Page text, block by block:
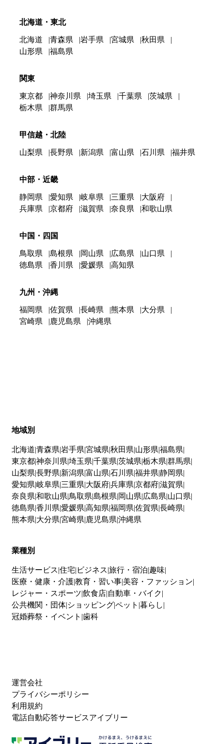
北海道・東北
北海道 青森県 岩手県 宮城県
秋田県
山形県
福島県
関東
東京都 神奈川県 埼玉県 千葉県
茨城県
栃木県
群馬県
甲信越・北陸
山梨県 長野県 新潟県 富山県 石川県 福井県
中部・近畿
静岡県 愛知県 岐阜県 三重県
大阪府
兵庫県
京都府 滋賀県 奈良県 和歌山県
中国・四国
鳥取県 島根県 岡山県 広島県
山口県
徳島県
香川県 愛媛県 高知県
九州・沖縄
福岡県 佐賀県 長崎県 熊本県
大分県
宮崎県
鹿児島県 沖縄県
地域別
北海道 青森県 岩手県 宮城県 秋田県 山形県 福島県
東京都神奈川県 埼玉県 千葉県 茨城県 栃木県 群馬県
山梨県 長野県 新潟県 富山県 石川県 福井県 静岡県
愛知県 岐阜県 三重県 大阪府兵庫県 京都府滋賀県
奈良県 和歌山県 鳥取県 島根県 岡山県 広島県 山口県
徳島県 香川県 愛媛県 高知県 福岡県 佐賀県 長崎県
熊本県 大分県 宮崎県 鹿児島県 沖縄県
業種別
生活サービス 住宅 ビジネス 旅行・宿泊 趣味
医療・健康・介護教育・習い事 美容・ファッション
レジャー・スポーツ 飲食店 自動車・バイク
公共機関・団体 ショッピングペット 暮らし
冠婚葬祭・イベント 歯科
運営会社
プライバシーポリシー
利用規約
電話自動応答サービスアイブリー